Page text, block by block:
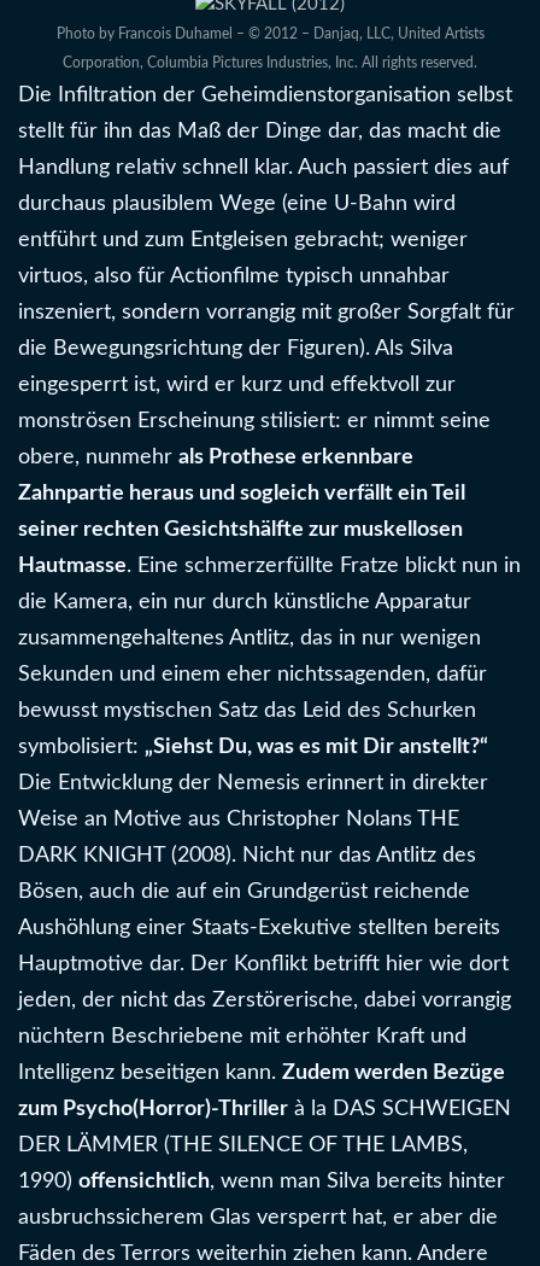
Photo by Francois Duhamel – © 2012 – Danjaq, LLC, United Artists
Corporation, Columbia Pictures Industries, Inc. All rights reserved.
Die Infiltration der Geheimdienstorganisation selbst
stellt für ihn das Maß der Dinge dar, das macht die
Handlung relativ schnell klar. Auch passiert dies auf
durchaus plausiblem Wege (eine U-Bahn wird
entführt und zum Entgleisen gebracht; weniger
virtuos, also für Actionfilme typisch unnahbar
inszeniert, sondern vorrangig mit großer Sorgfalt für
die Bewegungsrichtung der Figuren). Als Silva
eingesperrt ist, wird er kurz und effektvoll zur
monströsen Erscheinung stilisiert: er nimmt seine
obere, nunmehr als Prothese erkennbare
Zahnpartie heraus und sogleich verfällt ein Teil
seiner rechten Gesichtshälfte zur muskellosen
Hautmasse. Eine schmerzerfüllte Fratze blickt nun in
die Kamera, ein nur durch künstliche Apparatur
zusammengehaltenes Antlitz, das in nur wenigen
Sekunden und einem eher nichtssagenden, dafür
bewusst mystischen Satz das Leid des Schurken
symbolisiert: „Siehst Du, was es mit Dir anstellt?“
Die Entwicklung der Nemesis erinnert in direkter
Weise an Motive aus Christopher Nolans THE
DARK KNIGHT (2008). Nicht nur das Antlitz des
Bösen, auch die auf ein Grundgerüst reichende
Aushöhlung einer Staats-Exekutive stellten bereits
Hauptmotive dar. Der Konflikt betrifft hier wie dort
jeden, der nicht das Zerstörerische, dabei vorrangig
nüchtern Beschriebene mit erhöhter Kraft und
Intelligenz beseitigen kann. Zudem werden Bezüge
zum Psycho(Horror)-Thriller à la DAS SCHWEIGEN
DER LÄMMER (THE SILENCE OF THE LAMBS,
1990) offensichtlich, wenn man Silva bereits hinter
ausbruchssicherem Glas versperrt hat, er aber die
Fäden des Terrors weiterhin ziehen kann. Andere